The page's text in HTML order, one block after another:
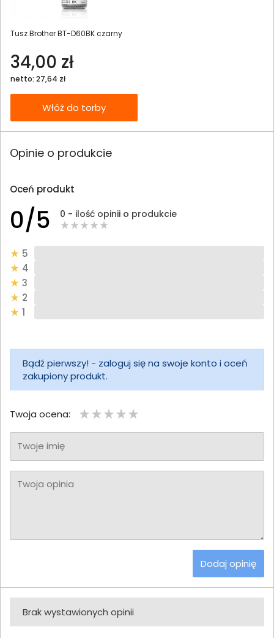
Tusz Brother BT-D60BK czarny
34,00 zł
netto: 27,64 zł
Włóż do torby
Opinie o produkcie
Oceń produkt
0/5 0 - ilość opinii o produkcie
5
4
3
2
1
Bądź pierwszy! - zaloguj się na swoje konto i oceń
zakupiony produkt.
Twoja ocena:
Twoje imię
Twoja opinia
Dodaj opinię
Brak wystawionych opinii